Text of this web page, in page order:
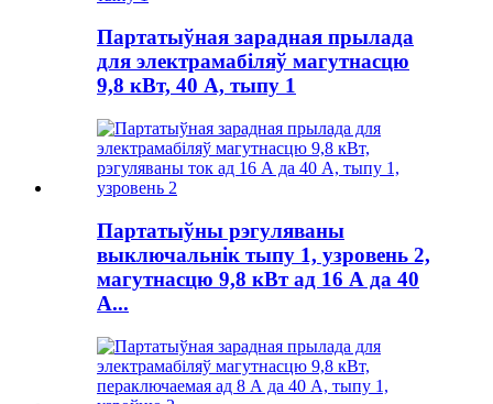
Партатыўная зарадная прылада
для электрамабіляў магутнасцю
9,8 кВт, 40 А, тыпу 1
Партатыўны рэгуляваны
выключальнік тыпу 1, узровень 2,
магутнасцю 9,8 кВт ад 16 А да 40
А...